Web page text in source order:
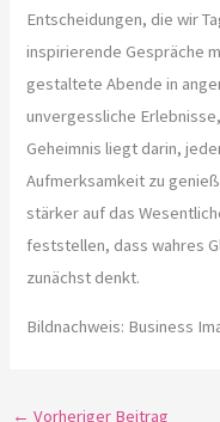
Entscheidungen, die wir
inspirierende Gespräche
gestaltete Abende in
unvergessliche
Geheimnis liegt darin,
Aufmerksamkeit zu
stärker auf das
feststellen, dass wahres
zunächst denkt.
Bildnachweis: Business
← Vorheriger Beitrag